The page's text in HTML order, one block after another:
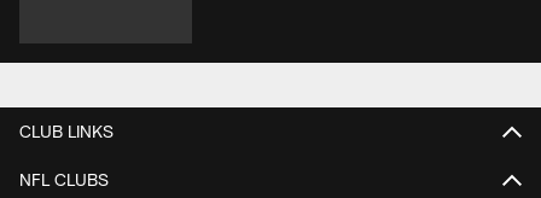
CLUB LINKS
NFL CLUBS